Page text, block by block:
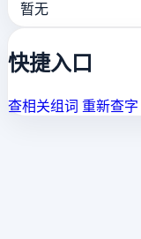
暂无
快捷入口
查相关组词 重新查字